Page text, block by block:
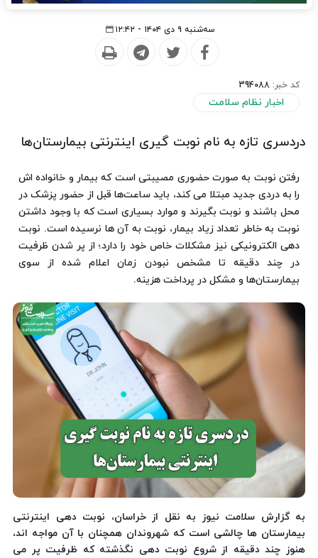
سه‌شنبه ۹ دی ۱۴۰۴ - ۱۲:۴۲
کد خبر: 394088
اخبار نظام سلامت
دردسری تازه به نام نوبت گیری اینترنتی بیمارستان‌ها
رفتن نوبت به صورت حضوری مصیبتی است که بیمار و خانواده اش
را به دردی جدید مبتلا می کند، باید ساعت‌ها قبل از حضور پزشک در
محل باشند و نوبت بگیرند و موارد بسیاری است که با وجود داشتن
نوبت به خاطر تعداد زیاد بیمار، نوبت به آن ها نرسیده است. نوبت
دهی الکترونیکی نیز مشکلات خاص خود را دارد؛ از پر شدن ظرفیت
در چند دقیقه تا مشخص نبودن زمان اعلام شده از سوی
بیمارستان‌ها و مشکل در پرداخت هزینه.
به گزارش سلامت نیوز به نقل از خراسان، نوبت دهی اینترنتی
بیمارستان ها چالشی است که شهروندان همچنان با آن مواجه اند،
هنوز چند دقیقه از شروع نوبت دهی نگذشته که ظرفیت پر می